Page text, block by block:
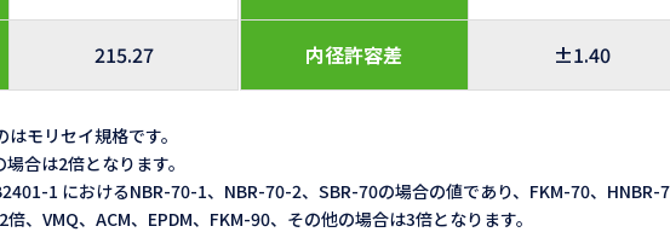
215.27 内径許容差 ±1.40
モリセイ規格です。
合は2倍となります。
1 におけるNBR-70-1、NBR-70-2、SBR-70の場合の値であり、FKM-70、HNBR-
、VMQ、ACM、EPDM、FKM-90、その他の場合は3倍となります。